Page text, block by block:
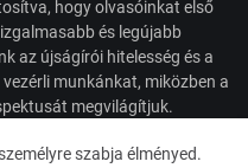
hogy olvasóinkat első
és legújabb
az újságírói hitelesség és a
munkánkat, miközben a
megvilágítjuk.
szabja élményed.